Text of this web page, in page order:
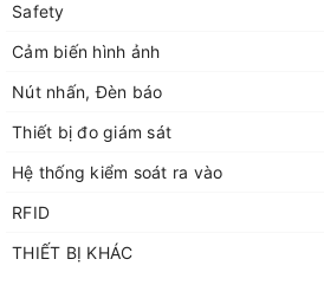
Safety
Cảm biến hình ảnh
Nút nhấn, Đèn báo
Thiết bị đo giám sát
Hệ thống kiểm soát ra vào
RFID
THIẾT BỊ KHÁC